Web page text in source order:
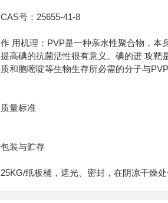
CAS号：25655-41-8
作 用机理：PVP是一种亲水性聚合物，本
提高碘的抗菌活性很有意义。碘的进 攻靶
质和胞嘧啶等生物生存所必需的分子与
质量标准
包装与贮存
25KG/纸板桶，遮光、密封，在阴凉干燥处